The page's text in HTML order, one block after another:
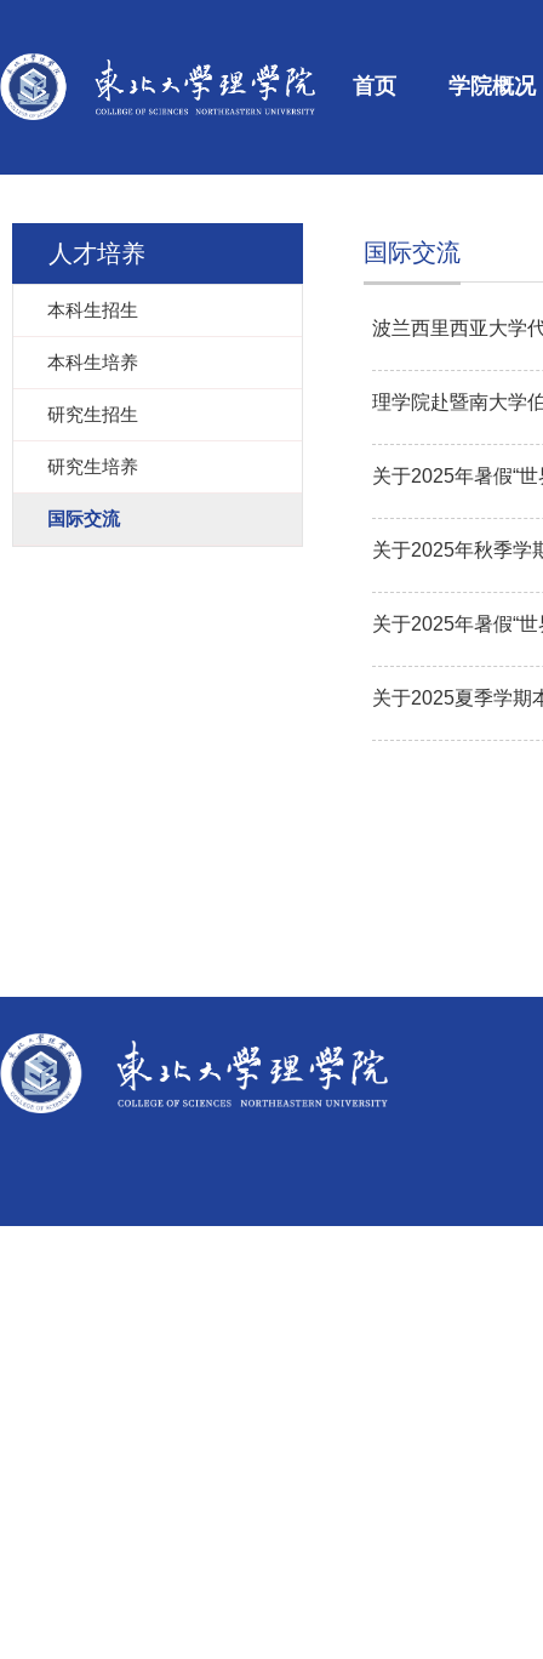
首页 学院概况
人才培养
本科生招生
本科生培养
研究生招生
研究生培养
国际交流
国际交流
波兰西里西亚大学
理学院赴暨南大学
关于2025年暑假“
关于2025年秋季学
关于2025年暑假“
关于2025夏季学期